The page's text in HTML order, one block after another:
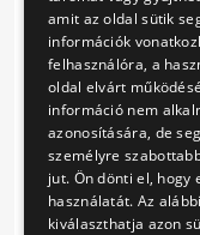
K
amit az oldal sütik
információk
felhasználóra, a
oldal elvárt
információ nem
azonosítására, de
személyre
jut. Ön dönti el, hogy
használatát. Az
kiválaszthatja azon